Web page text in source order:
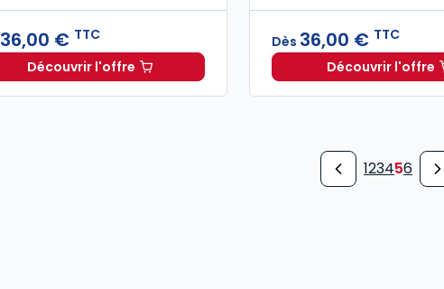
36,00 € TTC
Découvrir l'offreEngagements et contrats à l'aune des mutations
Dès 36,00 € TTC
Découvrir l'offre
123456